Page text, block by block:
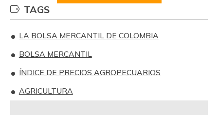
TAGS
LA BOLSA MERCANTIL DE COLOMBIA
BOLSA MERCANTIL
ÍNDICE DE PRECIOS AGROPECUARIOS
AGRICULTURA